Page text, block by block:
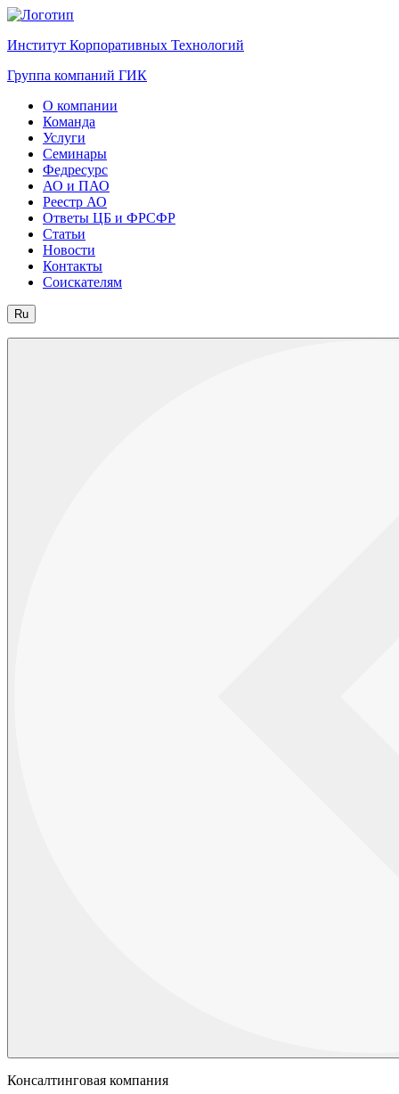
Институт Корпоративных Технологий
Группа компаний ГИК
О компании
Команда
Услуги
Семинары
Федресурс
АО и ПАО
Реестр АО
Ответы ЦБ и ФРСФР
Статьи
Новости
Контакты
Соискателям
Ru
Консалтинговая компания